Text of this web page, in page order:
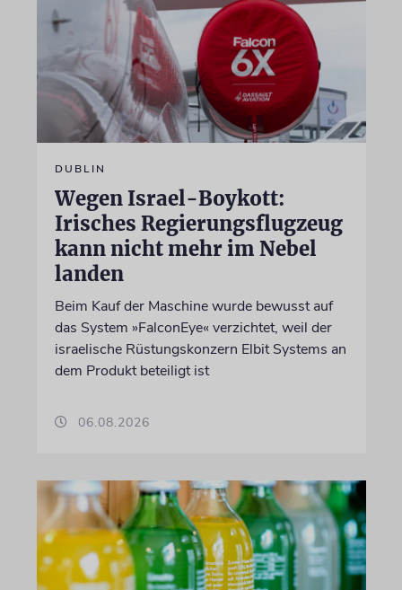
DUBLIN
Wegen Israel-Boykott:
Irisches Regierungsflugzeug
kann nicht mehr im Nebel
landen
Beim Kauf der Maschine wurde bewusst auf
das System »FalconEye« verzichtet, weil der
israelische Rüstungskonzern Elbit Systems an
dem Produkt beteiligt ist
06.08.2026